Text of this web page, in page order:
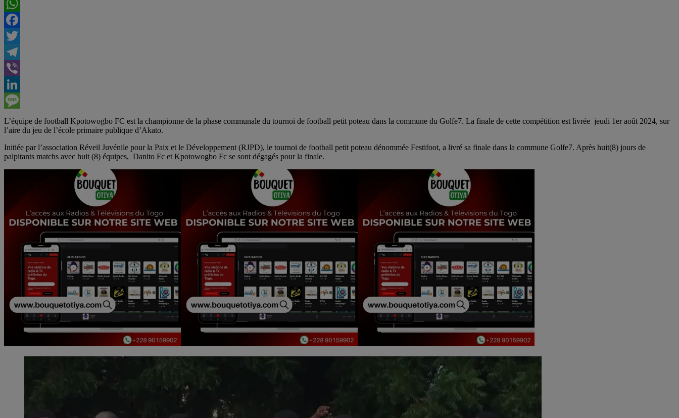
WhatsApp
Facebook
Twitter
Telegram
Viber
LinkedIn
Message
L’équipe de football Kpotowogbo FC est la championne de la phase communale du tournoi de football petit poteau dans la commune du Golfe7. La finale de cette compétition est livrée jeudi 1er août 2024, sur
l’aire du jeu de l’école primaire publique d’Akato.
Initiée par l’association Réveil Juvénile pour la Paix et le Développement (RJPD), le tournoi de football petit poteau dénommée Festifoot, a livré sa finale dans la commune Golfe7. Après huit(8) jours de
palpitants matchs avec huit (8) équipes, Danito Fc et Kpotowogbo Fc se sont dégagés pour la finale.